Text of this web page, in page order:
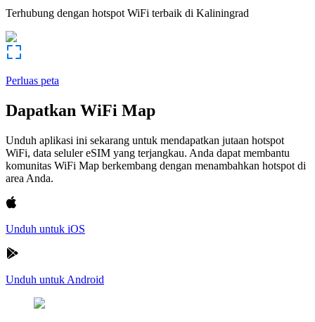
Terhubung dengan hotspot WiFi terbaik di Kaliningrad
Perluas peta
Dapatkan WiFi Map
Unduh aplikasi ini sekarang untuk mendapatkan jutaan hotspot
WiFi, data seluler eSIM yang terjangkau. Anda dapat membantu
komunitas WiFi Map berkembang dengan menambahkan hotspot di
area Anda.
Unduh untuk iOS
Unduh untuk Android